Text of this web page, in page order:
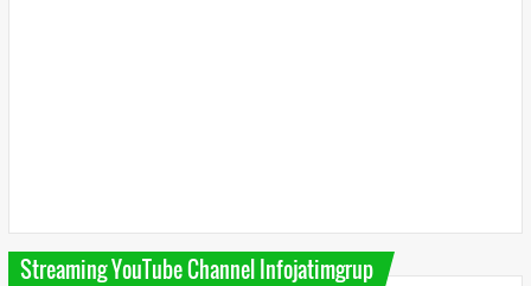
Streaming YouTube Channel Infojatimgrup